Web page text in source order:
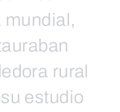
mundial,
rural
estudio